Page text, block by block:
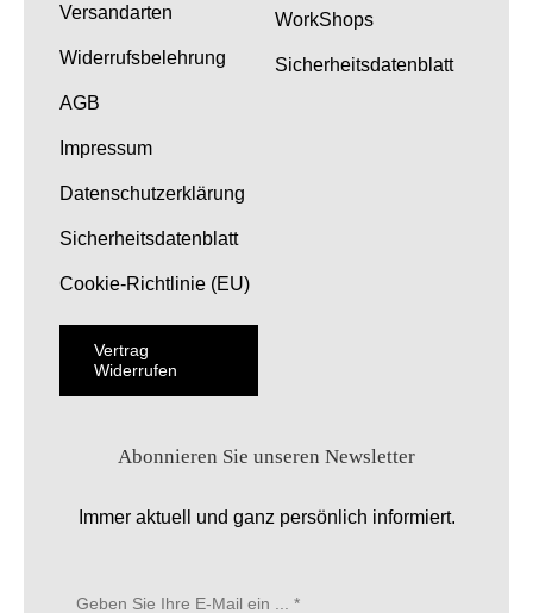
Versandarten
Widerrufsbelehrung
AGB
Impressum
Datenschutzerklärung
Sicherheitsdatenblatt
Cookie-Richtlinie (EU)
Vertrag
Widerrufen
WorkShops
Sicherheitsdatenblatt
Abonnieren Sie unseren Newsletter
Immer aktuell und ganz persönlich informiert.